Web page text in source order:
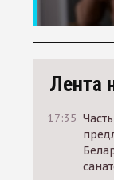
Лента
17:35